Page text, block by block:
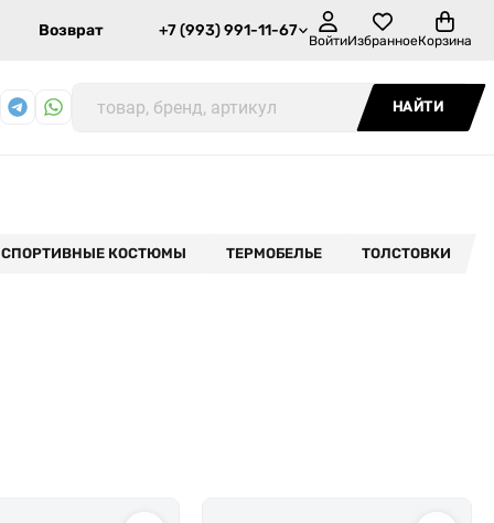
Возврат +7 (993) 991-11-67
ВойтиИзбранноеКорзина
НАЙТИ
СПОРТИВНЫЕ КОСТЮМЫ ТЕРМОБЕЛЬЕ ТОЛСТОВКИ